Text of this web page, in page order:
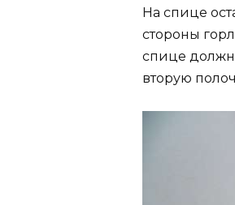
На спице
стороны
спице
вторую